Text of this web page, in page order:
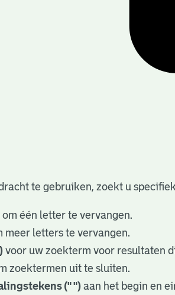
te gebruiken, zoekt u
om één letter te vervangen.
meer letters te vervangen.
voor uw zoekterm voor resultaten
zoektermen uit te sluiten.
(" ") aan het begin en